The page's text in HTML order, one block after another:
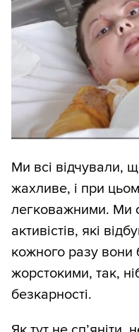
Ми всі відчували,
жахливе, і при
легковажними. Ми
активістів, які
кожного разу вони
жорстокими, так,
безкарності.